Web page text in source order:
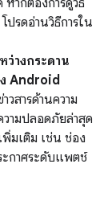
กต้องการดูวิธี
รดอ่านวิธีการใน
างกระดาน
Android
สารด้านความ
ามปลอดภัยล่าสุด
มเติม เช่น ช่อง
ะกาศระดับแพตช์